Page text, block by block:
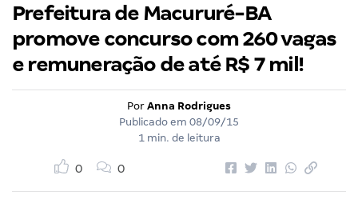
Prefeitura de Macururé-BA
promove concurso com 260 vagas
e remuneração de até R$ 7 mil!
Por Anna Rodrigues
Publicado em 08/09/15
1 min. de leitura
0 0